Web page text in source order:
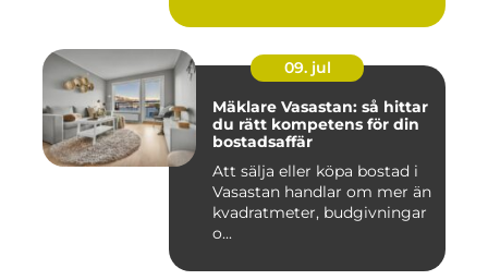
09. jul
Mäklare Vasastan: så hittar
du rätt kompetens för din
bostadsaffär
Att sälja eller köpa bostad i
Vasastan handlar om mer än
kvadratmeter, budgivningar
o...